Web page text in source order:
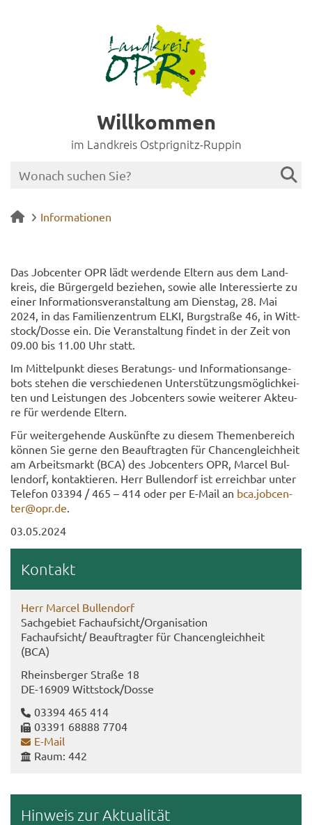
Willkommen
im Landkreis Ostprignitz-Ruppin
Informationen
Das Job­cen­ter OPR lädt wer­den­de El­tern aus dem Land­
kreis, die Bür­ger­geld be­zie­hen, sowie alle In­ter­es­sier­te zu
einer In­for­ma­ti­ons­ver­an­stal­tung am Diens­tag, 28. Mai
2024, in das Fa­mi­li­en­zen­trum ELKI, Burg­stra­ße 46, in Witt­
stock/Dosse ein. Die Ver­an­stal­tung fin­det in der Zeit von
09.00 bis 11.00 Uhr statt.
Im Mit­tel­punkt die­ses Beratungs-​ und In­for­ma­ti­ons­an­ge­
bots ste­hen die ver­schie­de­nen Un­ter­stüt­zungs­mög­lich­kei­
ten und Leis­tun­gen des Job­cen­ters sowie wei­te­rer Ak­teu­
re für wer­den­de El­tern.
Für wei­ter­ge­hen­de Aus­künf­te zu die­sem The­men­be­reich
kön­nen Sie gerne den Be­auf­trag­ten für Chan­cen­gleich­heit
am Ar­beits­markt (BCA) des Job­cen­ters OPR, Mar­cel Bul­
len­dorf, kon­tak­tie­ren. Herr Bul­len­dorf ist er­reich­bar unter
Te­le­fon 03394 / 465 – 414 oder per E-​Mail an bca.job­cen­
ter@opr.de.
03.05.2024
Kon­takt
Herr Mar­cel Bul­len­dorf
Sach­ge­biet Fach­auf­sicht/Or­ga­ni­sa­ti­on
Fach­auf­sicht/ Be­auf­trag­ter für Chan­cen­gleich­heit
(BCA)
Rheins­ber­ger Stra­ße 18
DE-​16909 Witt­stock/Dosse
03394 465 414
03391 68888 7704
E-​Mail
Raum: 442
Hin­weis zur Ak­tua­li­tät